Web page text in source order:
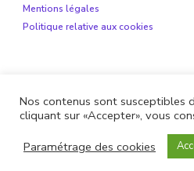
Mentions légales
Politique relative aux cookies
Nos contenus sont susceptibles
cliquant sur «Accepter», vous
Paramétrage des cookies